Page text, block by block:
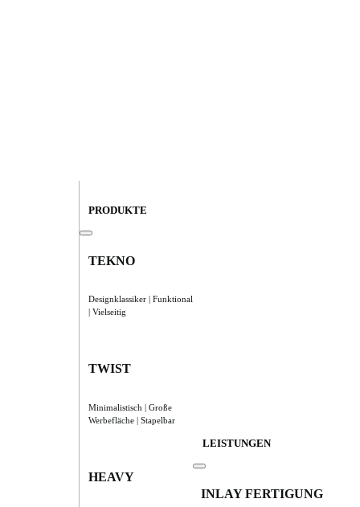
PRODUKTE
TEKNO
Designklassiker | Funktional
| Vielseitig
TWIST
Minimalistisch | Große
Werbefläche | Stapelbar
HEAVY
LEISTUNGEN
INLAY FERTIGUNG